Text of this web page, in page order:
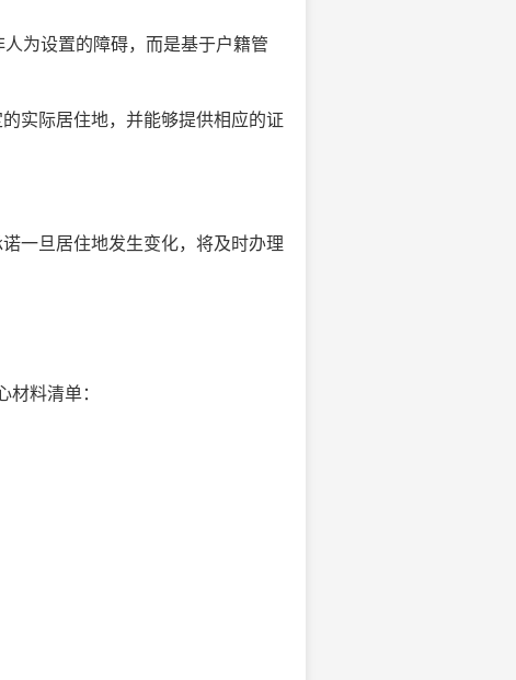
为设置的障碍，而是基于户籍管
实际居住地，并能够提供相应的证
一旦居住地发生变化，将及时办理
料清单：